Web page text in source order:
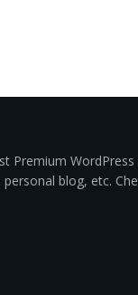
Premium
blog, etc.